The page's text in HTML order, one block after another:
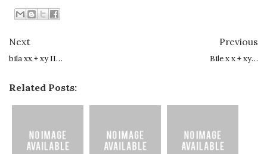
Next
bila xx + xy II…
Previous
Bile x x + xy…
Related Posts: